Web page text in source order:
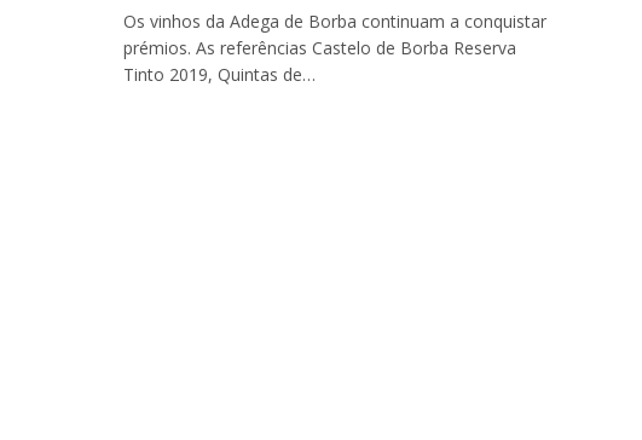
Os vinhos da Adega de Borba continuam a conquistar
prémios. As referências Castelo de Borba Reserva
Tinto 2019, Quintas de…